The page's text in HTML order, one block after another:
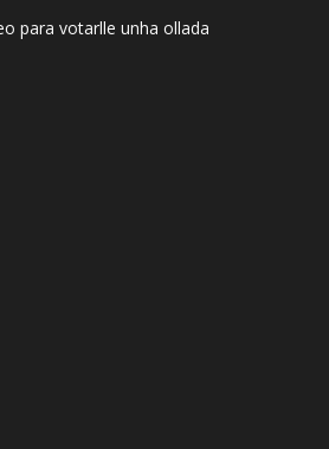
para votarlle unha ollada